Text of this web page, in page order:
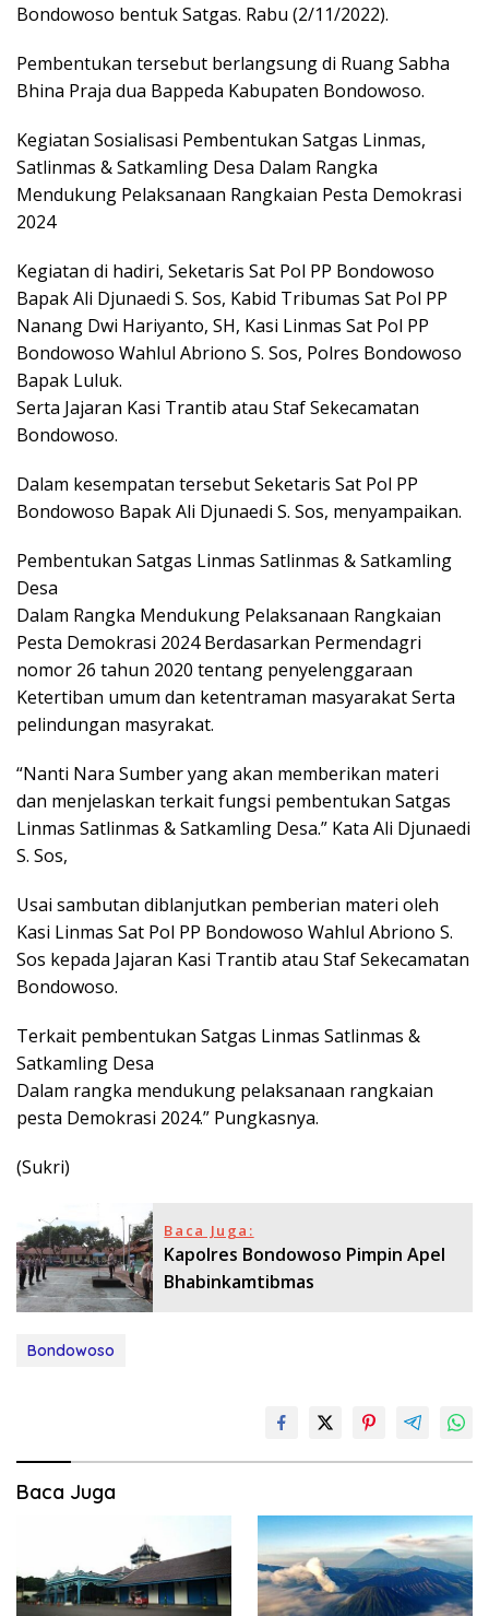
Bondowoso bentuk Satgas. Rabu (2/11/2022).
Pembentukan tersebut berlangsung di Ruang Sabha
Bhina Praja dua Bappeda Kabupaten Bondowoso.
Kegiatan Sosialisasi Pembentukan Satgas Linmas,
Satlinmas & Satkamling Desa Dalam Rangka
Mendukung Pelaksanaan Rangkaian Pesta Demokrasi
2024
Kegiatan di hadiri, Seketaris Sat Pol PP Bondowoso
Bapak Ali Djunaedi S. Sos, Kabid Tribumas Sat Pol PP
Nanang Dwi Hariyanto, SH, Kasi Linmas Sat Pol PP
Bondowoso Wahlul Abriono S. Sos, Polres Bondowoso
Bapak Luluk.
Serta Jajaran Kasi Trantib atau Staf Sekecamatan
Bondowoso.
Dalam kesempatan tersebut Seketaris Sat Pol PP
Bondowoso Bapak Ali Djunaedi S. Sos, menyampaikan.
Pembentukan Satgas Linmas Satlinmas & Satkamling
Desa
Dalam Rangka Mendukung Pelaksanaan Rangkaian
Pesta Demokrasi 2024 Berdasarkan Permendagri
nomor 26 tahun 2020 tentang penyelenggaraan
Ketertiban umum dan ketentraman masyarakat Serta
pelindungan masyrakat.
“Nanti Nara Sumber yang akan memberikan materi
dan menjelaskan terkait fungsi pembentukan Satgas
Linmas Satlinmas & Satkamling Desa.” Kata Ali Djunaedi
S. Sos,
Usai sambutan diblanjutkan pemberian materi oleh
Kasi Linmas Sat Pol PP Bondowoso Wahlul Abriono S.
Sos kepada Jajaran Kasi Trantib atau Staf Sekecamatan
Bondowoso.
Terkait pembentukan Satgas Linmas Satlinmas &
Satkamling Desa
Dalam rangka mendukung pelaksanaan rangkaian
pesta Demokrasi 2024.” Pungkasnya.
(Sukri)
Baca Juga:
Kapolres Bondowoso Pimpin Apel
Bhabinkamtibmas
Bondowoso
Baca Juga